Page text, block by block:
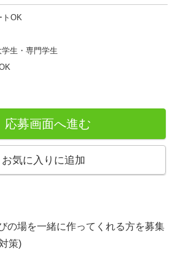
トOK
生・専門学生
応募画面へ進む
お気に入りに追加
の場を一緒に作ってくれる方を募集
策)